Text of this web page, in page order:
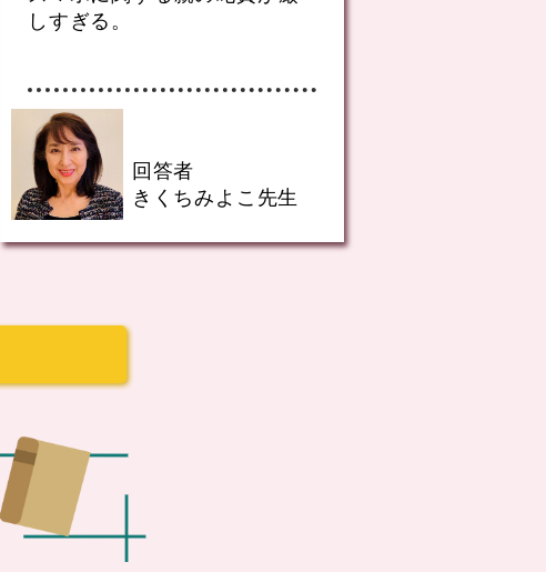
しすぎる。
回答者
きくちみよこ先生